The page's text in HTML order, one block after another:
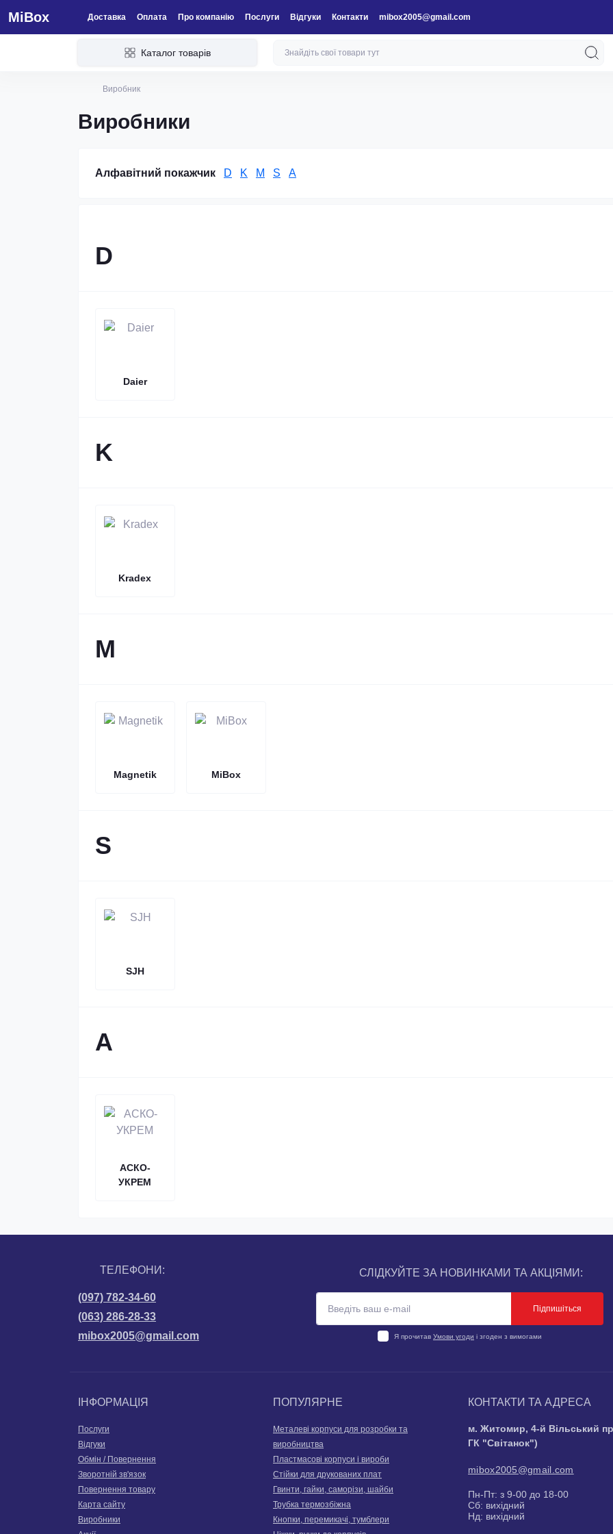
MiBox Доставка Оплата Про компанію Послуги Відгуки Контакти mibox2005@gmail.com
Каталог товарів
Виробник
Виробники
Алфавітний покажчик D K M S А
D
Daier
K
Kradex
M
Magnetik MiBox
S
SJH
А
АСКО-
УКРЕМ
ТЕЛЕФОНИ:
(097) 782-34-60
(063) 286-28-33
mibox2005@gmail.com
СЛІДКУЙТЕ ЗА НОВИНКАМИ ТА АКЦІЯМИ:
Підпишіться
Я прочитав Умови угоди і згоден з вимогами
ІНФОРМАЦІЯ
Послуги
Відгуки
Обмін / Повернення
Зворотній зв'язок
Повернення товару
Карта сайту
Виробники
ПОПУЛЯРНЕ
Металеві корпуси для розробки та
виробництва
Пластмасові корпуси і вироби
Стійки для друкованих плат
Гвинти, гайки, саморізи, шайби
Трубка термозбіжна
Кнопки, перемикачі, тумблери
КОНТАКТИ ТА АДРЕСА
м. Житомир, 4-й Вільський
ГК "Світанок")
mibox2005@gmail.com
Пн-Пт: з 9-00 до 18-00
Сб: вихідний
Нд: вихідний